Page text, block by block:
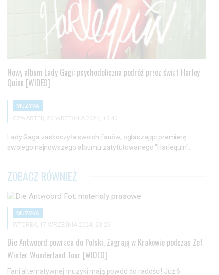
Nowy album Lady Gagi: psychodeliczna podróż przez świat Harley
Quinn [WIDEO]
MUZYKA
CZWARTEK, 26 WRZEŚNIA 2024, 13:46
Lady Gaga zaskoczyła swoich fanów, ogłaszając premierę
swojego najnowszego albumu zatytułowanego "Harlequin".
ZOBACZ RÓWNIEŻ
MUZYKA
WTOREK, 17 WRZEŚNIA 2024, 23:25
Die Antwoord powraca do Polski. Zagrają w Krakowie podczas Zef
Winter Wonderland Tour [WIDEO]
Fani alternatywnej muzyki mają powód do radości! Już 6